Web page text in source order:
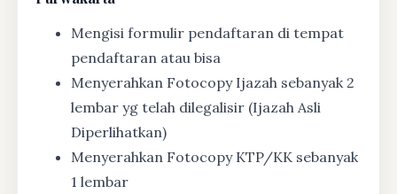
Mengisi formulir pendaftaran di tempat
pendaftaran atau bisa
Menyerahkan Fotocopy Ijazah sebanyak 2
lembar yg telah dilegalisir (Ijazah Asli
Diperlihatkan)
Menyerahkan Fotocopy KTP/KK sebanyak
1 lembar